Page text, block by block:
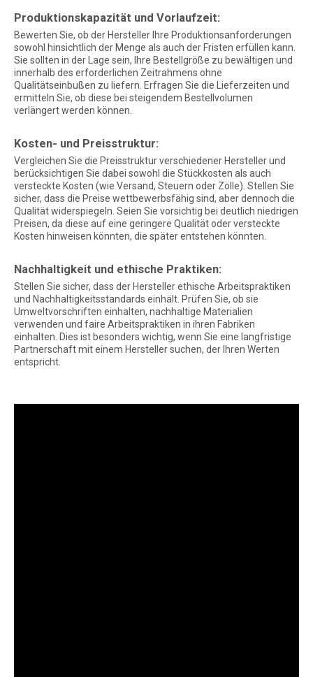
Produktionskapazität und Vorlaufzeit:
Bewerten Sie, ob der Hersteller Ihre Produktionsanforderungen
sowohl hinsichtlich der Menge als auch der Fristen erfüllen kann.
Sie sollten in der Lage sein, Ihre Bestellgröße zu bewältigen und
innerhalb des erforderlichen Zeitrahmens ohne
Qualitätseinbußen zu liefern. Erfragen Sie die Lieferzeiten und
ermitteln Sie, ob diese bei steigendem Bestellvolumen
verlängert werden können.
Kosten- und Preisstruktur:
Vergleichen Sie die Preisstruktur verschiedener Hersteller und
berücksichtigen Sie dabei sowohl die Stückkosten als auch
versteckte Kosten (wie Versand, Steuern oder Zölle). Stellen Sie
sicher, dass die Preise wettbewerbsfähig sind, aber dennoch die
Qualität widerspiegeln. Seien Sie vorsichtig bei deutlich niedrigen
Preisen, da diese auf eine geringere Qualität oder versteckte
Kosten hinweisen könnten, die später entstehen könnten.
Nachhaltigkeit und ethische Praktiken:
Stellen Sie sicher, dass der Hersteller ethische Arbeitspraktiken
und Nachhaltigkeitsstandards einhält. Prüfen Sie, ob sie
Umweltvorschriften einhalten, nachhaltige Materialien
verwenden und faire Arbeitspraktiken in ihren Fabriken
einhalten. Dies ist besonders wichtig, wenn Sie eine langfristige
Partnerschaft mit einem Hersteller suchen, der Ihren Werten
entspricht.